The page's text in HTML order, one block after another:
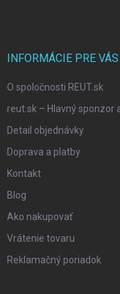
INFORMÁCIE PRE VÁS
O spoločnosti REUT.sk
reut.sk – Hlavný sponzor
Detail objednávky
Doprava a platby
Kontakt
Blog
Ako nakupovať
Vrátenie tovaru
Reklamačný poriadok